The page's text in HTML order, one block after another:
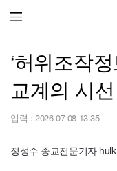
‘허위조작
교계의 시
입력 : 2026-07-08 13:35
정성수 종교전문기자